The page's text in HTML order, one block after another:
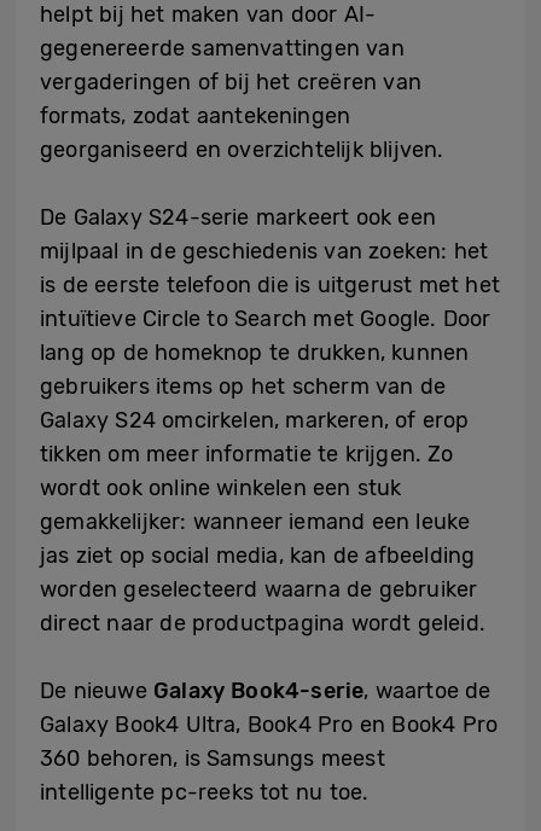
helpt bij het maken van door AI-
gegenereerde samenvattingen van
vergaderingen of bij het creëren van
formats, zodat aantekeningen
georganiseerd en overzichtelijk blijven.
De Galaxy S24-serie markeert ook een
mijlpaal in de geschiedenis van zoeken: het
is de eerste telefoon die is uitgerust met het
intuïtieve Circle to Search met Google. Door
lang op de homeknop te drukken, kunnen
gebruikers items op het scherm van de
Galaxy S24 omcirkelen, markeren, of erop
tikken om meer informatie te krijgen. Zo
wordt ook online winkelen een stuk
gemakkelijker: wanneer iemand een leuke
jas ziet op social media, kan de afbeelding
worden geselecteerd waarna de gebruiker
direct naar de productpagina wordt geleid.
De nieuwe Galaxy Book4-serie, waartoe de
Galaxy Book4 Ultra, Book4 Pro en Book4 Pro
360 behoren, is Samsungs meest
intelligente pc-reeks tot nu toe.